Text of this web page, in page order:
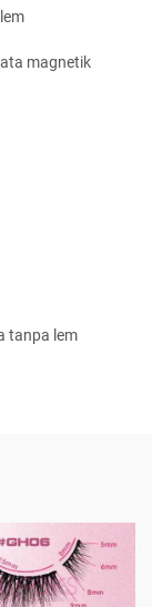
magnetik
tanpa lem